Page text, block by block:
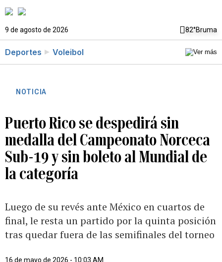
9 de agosto de 2026 82°Bruma
Deportes Voleibol
NOTICIA
Puerto Rico se despedirá sin
medalla del Campeonato Norceca
Sub-19 y sin boleto al Mundial de
la categoría
Luego de su revés ante México en cuartos de
final, le resta un partido por la quinta posición
tras quedar fuera de las semifinales del torneo
16 de mayo de 2026 - 10:03 AM